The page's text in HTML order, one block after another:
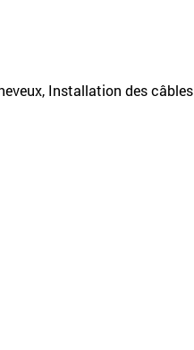
Installation des câbles